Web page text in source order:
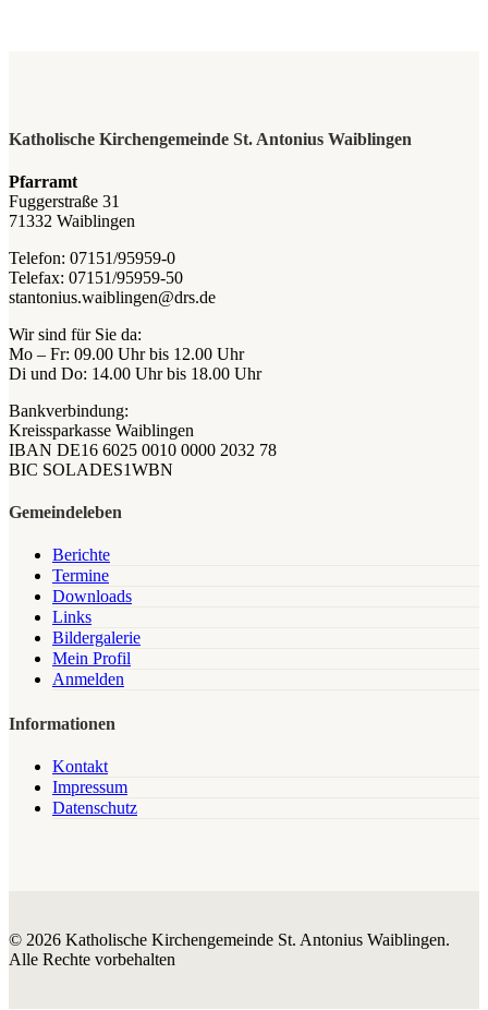
Katholische Kirchengemeinde St. Antonius Waiblingen
Pfarramt
Fuggerstraße 31
71332 Waiblingen
Telefon: 07151/95959-0
Telefax: 07151/95959-50
stantonius.waiblingen@drs.de
Wir sind für Sie da:
Mo – Fr: 09.00 Uhr bis 12.00 Uhr
Di und Do: 14.00 Uhr bis 18.00 Uhr
Bankverbindung:
Kreissparkasse Waiblingen
IBAN DE16 6025 0010 0000 2032 78
BIC SOLADES1WBN
Gemeindeleben
Berichte
Termine
Downloads
Links
Bildergalerie
Mein Profil
Anmelden
Informationen
Kontakt
Impressum
Datenschutz
© 2026 Katholische Kirchengemeinde St. Antonius Waiblingen.
Alle Rechte vorbehalten